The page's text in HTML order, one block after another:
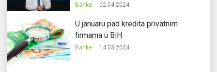
Banke 02.04.2024.
U januaru pad kredita privatnim
firmama u BiH
Banke 14.03.2024.